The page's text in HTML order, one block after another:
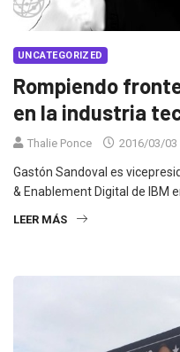
UNCATEGORIZED
Rompiendo
en la industria
Thalie Ponce 2016/03/03
Gastón Sandoval es
& Enablement Digital de IBM
LEER MÁS